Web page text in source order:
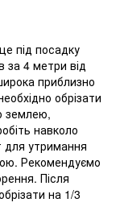
під посадку
за 4 метри від
приблизно
обрізати
землею,
навколо
для утримання
Рекомендуємо
Після
на 1/3